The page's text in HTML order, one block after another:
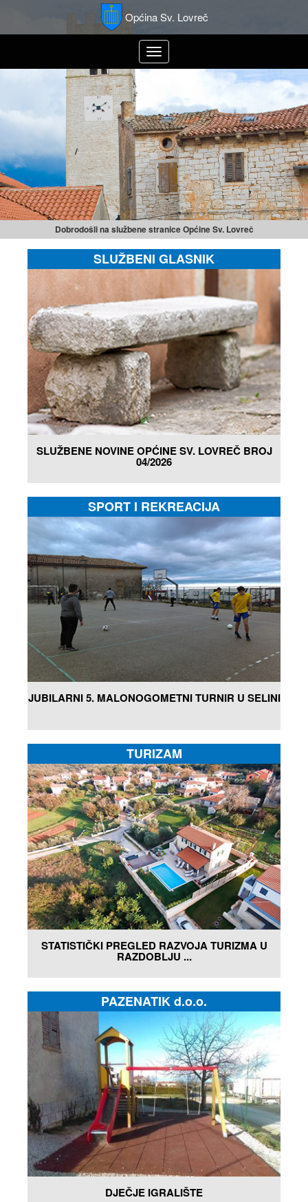
Općina Sv. Lovreč
Toggle
navigation
Dobrodošli na službene stranice Općine Sv. Lovreč
SLUŽBENI GLASNIK
SLUŽBENE NOVINE OPĆINE SV. LOVREČ BROJ
04/2026
SPORT I REKREACIJA
JUBILARNI 5. MALONOGOMETNI TURNIR U SELINI
TURIZAM
STATISTIČKI PREGLED RAZVOJA TURIZMA U
RAZDOBLJU ...
PAZENATIK d.o.o.
DJEČJE IGRALIŠTE